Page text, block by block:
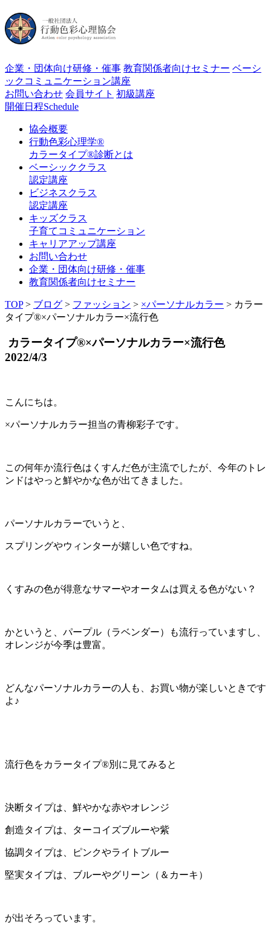
企業・団体向け研修・催事 教育関係者向けセミナー ベーシ
ックコミュニケーション講座
お問い合わせ 会員サイト 初級講座
開催日程Schedule
協会概要
行動色彩心理学®
カラータイプ®診断とは
ベーシッククラス
認定講座
ビジネスクラス
認定講座
キッズクラス
子育てコミュニケーション
キャリアアップ講座
お問い合わせ
企業・団体向け研修・催事
教育関係者向けセミナー
TOP> ブログ > ファッション > ×パーソナルカラー > カラー
タイプ®️×パーソナルカラー×流行色
カラータイプ®️×パーソナルカラー×流行色
2022/4/3
こんにちは。
×パーソナルカラー担当の青柳彩子です。
この何年か流行色はくすんだ色が主流でしたが、今年のトレ
ンドはやっと鮮やかな色が出てきました。
パーソナルカラーでいうと、
スプリングやウィンターが嬉しい色ですね。
くすみの色が得意なサマーやオータムは買える色がない？
かというと、パープル（ラベンダー）も流行っていますし、
オレンジが今季は豊富。
どんなパーソナルカラーの人も、お買い物が楽しいときです
よ♪
流行色をカラータイプ®️別に見てみると
決断タイプは、鮮やかな赤やオレンジ
創造タイプは、ターコイズブルーや紫
協調タイプは、ピンクやライトブルー
堅実タイプは、ブルーやグリーン（＆カーキ）
が出そろっています。